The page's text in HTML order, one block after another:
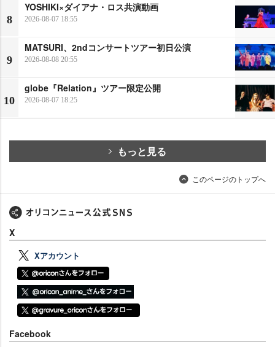
8
YOSHIKI×ダイアナ・ロス共演動画
2026-08-07 18:55
9
MATSURI、2ndコンサートツアー初日公演
2026-08-08 20:55
10
globe『Relation』ツアー限定公開
2026-08-07 18:25
もっと見る
このページのトップへ
X
Xアカウント
Facebook